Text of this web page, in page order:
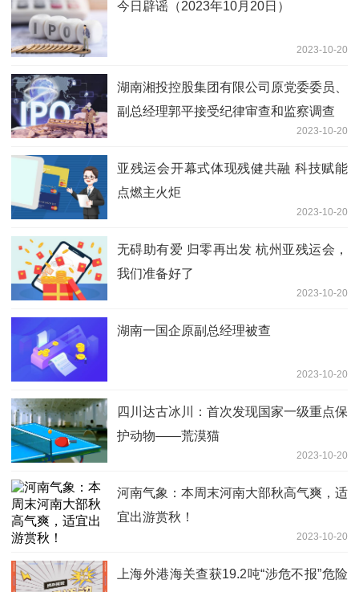
今日辟谣（2023年10月20日）
2023-10-20
湖南湘投控股集团有限公司原党委委员、
副总经理郭平接受纪律审查和监察调查
2023-10-20
亚残运会开幕式体现残健共融 科技赋能
点燃主火炬
2023-10-20
无碍助有爱 归零再出发 杭州亚残运会，
我们准备好了
2023-10-20
湖南一国企原副总经理被查
2023-10-20
四川达古冰川：首次发现国家一级重点保
护动物——荒漠猫
2023-10-20
河南气象：本周末河南大部秋高气爽，适
宜出游赏秋！
2023-10-20
上海外港海关查获19.2吨“涉危不报”危险